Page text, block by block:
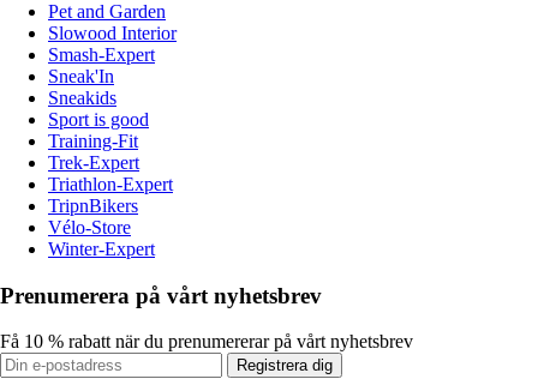
Pet and Garden
Slowood Interior
Smash-Expert
Sneak'In
Sneakids
Sport is good
Training-Fit
Trek-Expert
Triathlon-Expert
TripnBikers
Vélo-Store
Winter-Expert
Prenumerera på vårt nyhetsbrev
Få 10 % rabatt när du prenumererar på vårt nyhetsbrev
Registrera dig